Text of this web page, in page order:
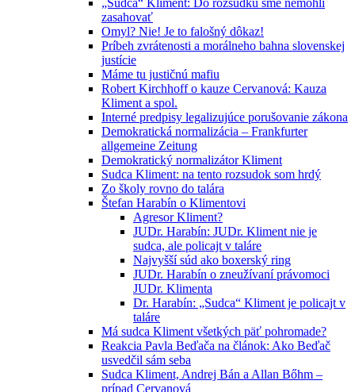
zasahovať
Omyl? Nie! Je to falošný dôkaz!
Príbeh zvrátenosti a morálneho bahna slovenskej
justície
Máme tu justičnú mafiu
Robert Kirchhoff o kauze Cervanová: Kauza
Kliment a spol.
Interné predpisy legalizujúce porušovanie zákona
Demokratická normalizácia – Frankfurter
allgemeine Zeitung
Demokratický normalizátor Kliment
Sudca Kliment: na tento rozsudok som hrdý
Zo školy rovno do talára
Štefan Harabín o Klimentovi
Agresor Kliment?
JUDr. Harabín: JUDr. Kliment nie je
sudca, ale policajt v taláre
Najvyšší súd ako boxerský ring
JUDr. Harabín o zneužívaní právomoci
JUDr. Klimenta
Dr. Harabín: „Sudca“ Kliment je policajt v
taláre
Má sudca Kliment všetkých päť pohromade?
Reakcia Pavla Beďača na článok: Ako Beďač
usvedčil sám seba
Sudca Kliment, Andrej Bán a Allan Bőhm –
prípad Cervanová